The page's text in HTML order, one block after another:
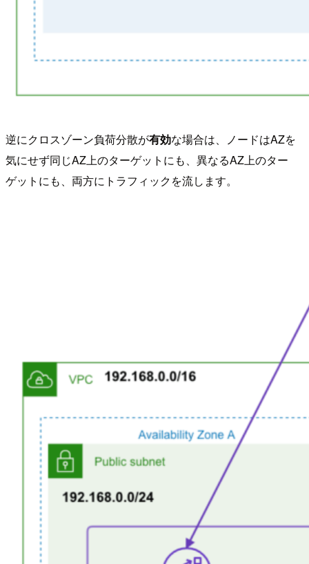
逆にクロスゾーン負荷分散が有効な場合は、ノードはAZを
気にせず同じAZ上のターゲットにも、異なるAZ上のター
ゲットにも、両方にトラフィックを流します。